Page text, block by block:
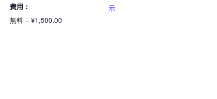
費用：
無料 – ¥1,500.00
示